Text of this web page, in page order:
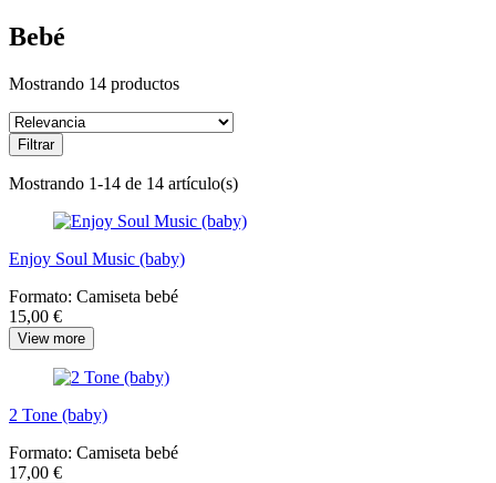
Bebé
Mostrando 14 productos
Filtrar
Mostrando 1-14 de 14 artículo(s)
Enjoy Soul Music (baby)
Formato: Camiseta bebé
15,00 €
View more
2 Tone (baby)
Formato: Camiseta bebé
17,00 €